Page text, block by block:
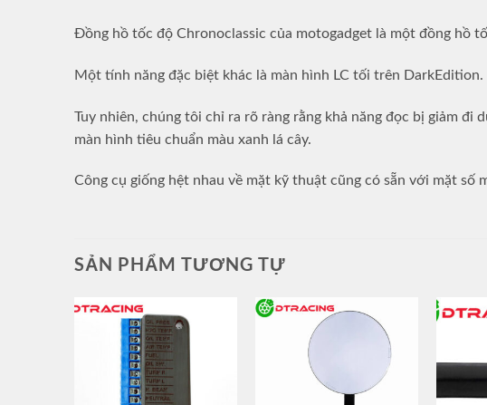
Đồng hồ tốc độ Chronoclassic của motogadget là một đồng hồ
Một tính năng đặc biệt khác là màn hình LC tối trên
Tuy nhiên, chúng tôi chỉ ra rõ ràng rằng khả năng đọc bị giảm
màn hình tiêu chuẩn màu xanh lá cây.
Công cụ giống hệt nhau về mặt kỹ thuật cũng có sẵn với mặt số
SẢN PHẨM TƯƠNG TỰ